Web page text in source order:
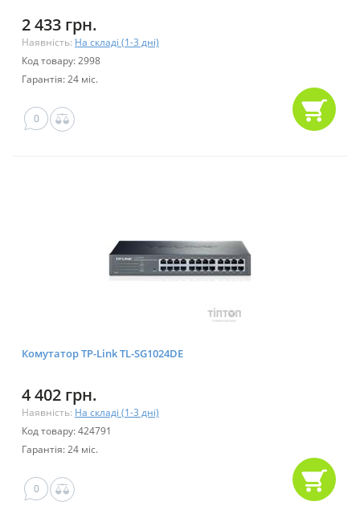
2 433 грн.
Наявність: На складі (1-3 дні)
Код товару: 2998
Гарантія: 24 міс.
0
Комутатор TP-Link TL-SG1024DE
4 402 грн.
Наявність: На складі (1-3 дні)
Код товару: 424791
Гарантія: 24 міс.
0